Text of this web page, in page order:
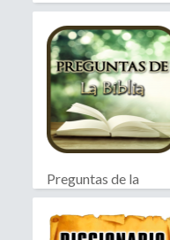
Preguntas de la
Biblia